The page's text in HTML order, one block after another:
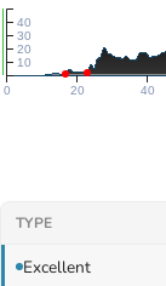
0 20 40
10
20
30
40
TYPE
Excellent